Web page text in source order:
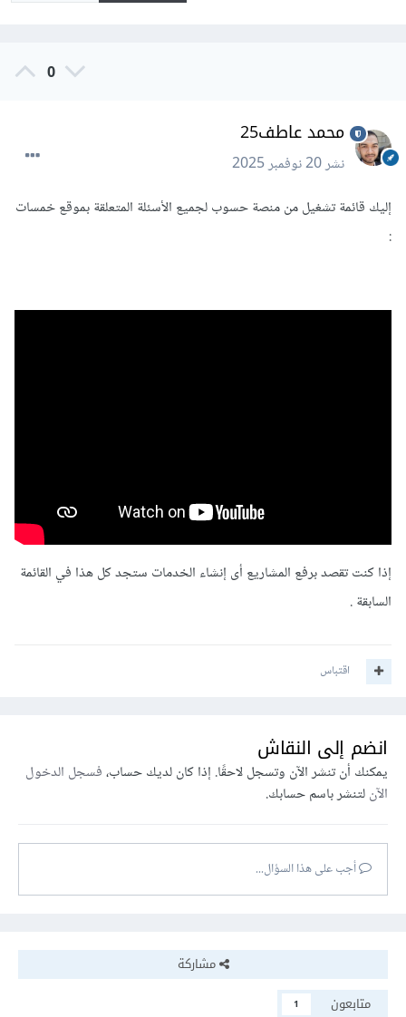
0
محمد عاطف25
نشر20 نوفمبر 2025
إليك قائمة تشغيل من منصة حسوب لجميع الأسئلة المتعلقة بموقع خمسات
إذا كنت تقصد برفع المشاريع أى إنشاء الخدمات ستجد كل هذا في القائمة
السابقة .
اقتباس
انضم إلى النقاش
يمكنك أن تنشر الآن وتسجل لاحقًا. إذا كان لديك حساب،فسجل الدخول
الآنلتنشر باسم حسابك.
أجب على هذا السؤال...
مشاركة
متابعون
1